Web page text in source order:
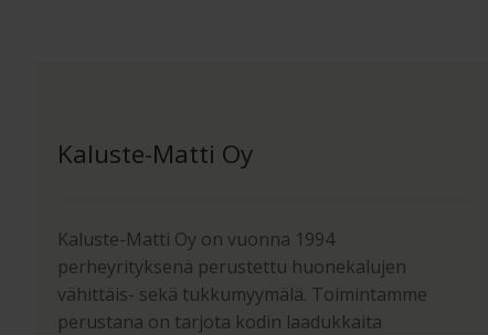
Kaluste-Matti Oy
Kaluste-Matti Oy on vuonna 1994
perheyrityksenä perustettu huonekalujen
vähittäis- sekä tukkumyymälä. Toimintamme
perustana on tarjota kodin laadukkaita